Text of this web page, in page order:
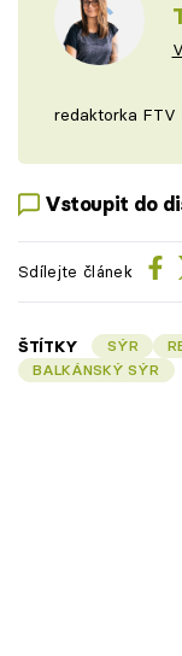
redaktorka FTV
Vstoupit do
Sdílejte článek
ŠTÍTKY SÝR
BALKÁNSKÝ SÝR